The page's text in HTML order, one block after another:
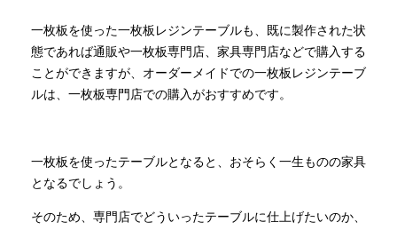
一枚板を使った一枚板レジンテーブルも、既に製作された状
態であれば通販や一枚板専門店、家具専門店などで購入する
ことができますが、オーダーメイドでの一枚板レジンテーブ
ルは、一枚板専門店での購入がおすすめです。
一枚板を使ったテーブルとなると、おそらく一生ものの家具
となるでしょう。
そのため、専門店でどういったテーブルに仕上げたいのか、